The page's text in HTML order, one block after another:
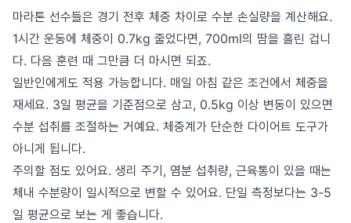
마라톤 선수들은 경기 전후 체중 차이로 수분 손실량을 계산해요.
1시간 운동에 체중이 0.7kg 줄었다면, 700ml의 땀을 흘린 겁니
다. 다음 훈련 때 그만큼 더 마시면 되죠.
일반인에게도 적용 가능합니다. 매일 아침 같은 조건에서 체중을
재세요. 3일 평균을 기준점으로 삼고, 0.5kg 이상 변동이 있으면
수분 섭취를 조절하는 거예요. 체중계가 단순한 다이어트 도구가
아니게 됩니다.
주의할 점도 있어요. 생리 주기, 염분 섭취량, 근육통이 있을 때는
체내 수분량이 일시적으로 변할 수 있어요. 단일 측정보다는 3-5
일 평균으로 보는 게 좋습니다.